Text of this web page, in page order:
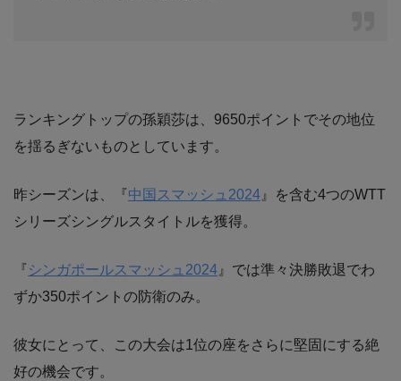
ランキングトップの孫穎莎は、9650ポイントでその地位
を揺るぎないものとしています。
昨シーズンは、『中国スマッシュ2024 』を含む4つのWTT
シリーズシングルスタイトルを獲得。
『 シンガポールスマッシュ2024 』では準々決勝敗退でわ
ずか350ポイントの防衛のみ。
彼女にとって、この大会は1位の座をさらに堅固にする絶
好の機会です。